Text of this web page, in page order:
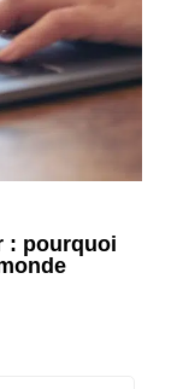
: pourquoi